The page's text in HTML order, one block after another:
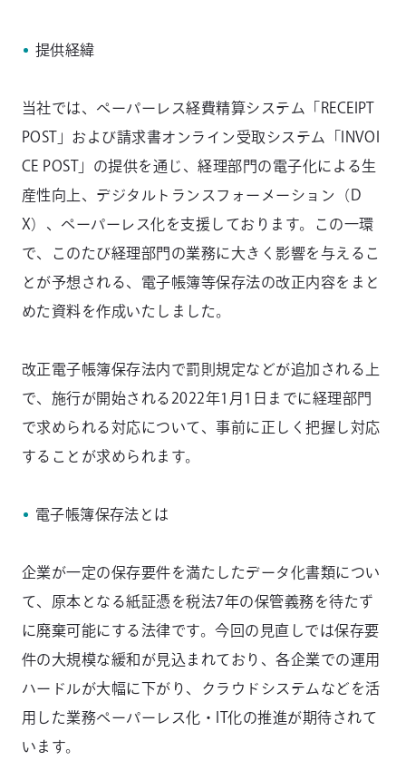
提供経緯
当社では、ペーパーレス経費精算システム「RECEIPT
POST」および請求書オンライン受取システム「INVOI
CE POST」の提供を通じ、経理部門の電子化による生
産性向上、デジタルトランスフォーメーション（D
X）、ペーパーレス化を支援しております。この一環
で、このたび経理部門の業務に大きく影響を与えるこ
とが予想される、電子帳簿等保存法の改正内容をまと
めた資料を作成いたしました。
改正電子帳簿保存法内で罰則規定などが追加される上
で、施行が開始される2022年1月1日までに経理部門
で求められる対応について、事前に正しく把握し対応
することが求められます。
電子帳簿保存法とは
企業が一定の保存要件を満たしたデータ化書類につい
て、原本となる紙証憑を税法7年の保管義務を待たず
に廃棄可能にする法律です。今回の見直しでは保存要
件の大規模な緩和が見込まれており、各企業での運用
ハードルが大幅に下がり、クラウドシステムなどを活
用した業務ペーパーレス化・IT化の推進が期待されて
います。